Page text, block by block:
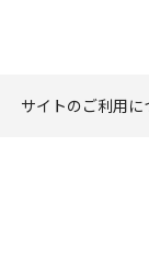
サイトのご利用に